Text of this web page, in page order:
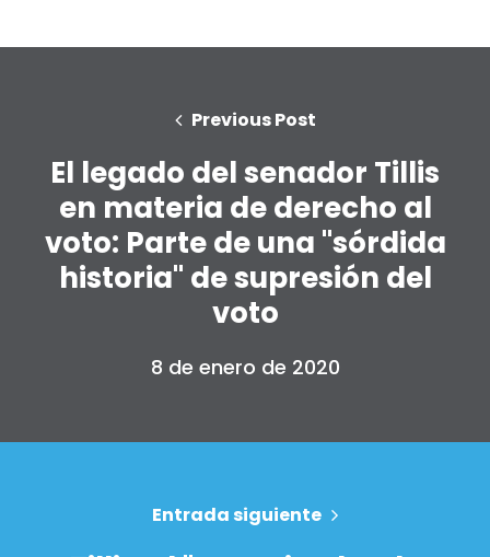
Previous Post
El legado del senador Tillis
en materia de derecho al
voto: Parte de una "sórdida
historia" de supresión del
voto
8 de enero de 2020
Entrada siguiente